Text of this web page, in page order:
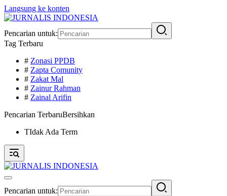
Langsung ke konten
Pencarian untuk:
Tag Terbaru
# Zonasi PPDB
# Zapta Comunity
# Zakat Mal
# Zainur Rahman
# Zainal Arifin
Pencarian TerbaruBersihkan
TIdak Ada Term
Pencarian untuk: